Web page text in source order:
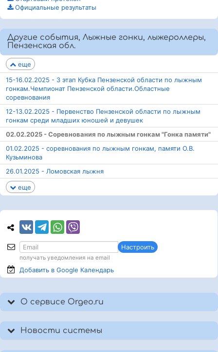
Официальные результаты
Другие события, Лыжные гонки, лыжероллеры,
Пензенская обл.
еще
15-16.02.2025 - 3 этап Кубка Пензенской области по лыжным
гонкам.Чемпионат Пензенской области.Областные
соревнования
12-13.02.2025 - Первенство Пензенской области по лыжным
гонкам среди младших юношей и девушек
02.02.2025 - Соревнования по лыжным гонкам "Гонка памяти"
01.02.2025 - соревнования по лыжным гонкам, памяти О.В.
Кузьминова
26.01.2025 - Ломовская лыжня
еще
Настроить
получать уведомления на email
Добавить в Google Календарь
О сервисе Orgeo.ru
Новости системы